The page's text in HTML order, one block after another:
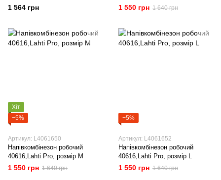
1 564 грн 1 550 грн 1 640 грн
Хіт
−5%
Артикул: L4061650
Напівкомбінезон робочий
40616,Lahti Pro, розмір M
1 550 грн 1 640 грн
−5%
Артикул: L4061652
Напівкомбінезон робочий
40616,Lahti Pro, розмір L
1 550 грн 1 640 грн